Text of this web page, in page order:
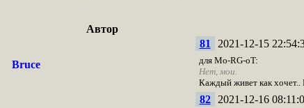
Автор
Bruce
81 2021-12-15
для Mo-RG-oT:
Нет, мои.
Каждый живет как хочет..
82 2021-12-16